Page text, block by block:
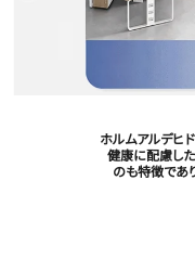
ホルムアルデヒ
健康に配慮した
のも特徴であ